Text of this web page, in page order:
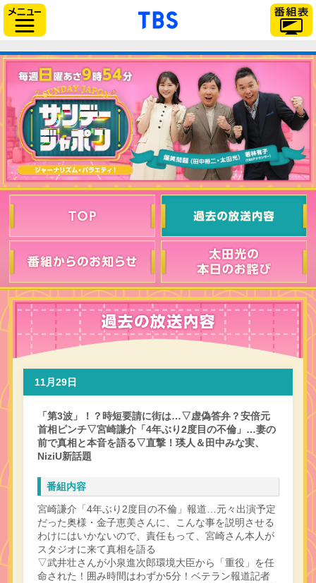
「TBSテレビ」トップ
11月29日
「第3波」！？時短要請に街は…▽虚偽答弁？安倍元
首相ピンチ▽宮崎謙介「4年ぶり2度目の不倫」…妻の
前で真相と本音を語る▽直撃！瑛人＆田中みな実、
NiziU新話題
番組内容
宮崎謙介「4年ぶり2度目の不倫」報道…元々出演予定
だった奥様・金子恵美さんに、こんな事を説明させる
わけにはいかないので、責任もって、宮崎さん本人が
スタジオに来て真相を語る
▽武井壮さんが小泉進次郎環境大臣から「重役」を任
命された！囲み時間はわずか5分！ベテラン報道記者